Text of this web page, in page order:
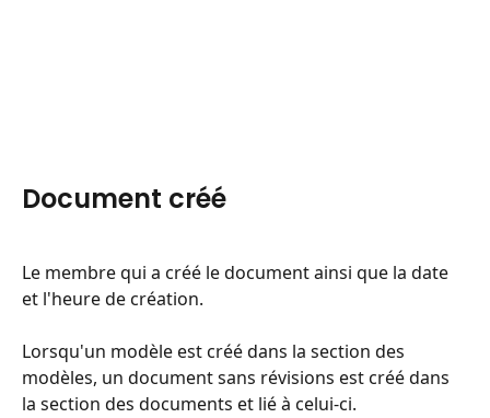
Document créé
Le membre qui a créé le document ainsi que la date
et l'heure de création.
Lorsqu'un modèle est créé dans la section des
modèles, un document sans révisions est créé dans
la section des documents et lié à celui-ci.